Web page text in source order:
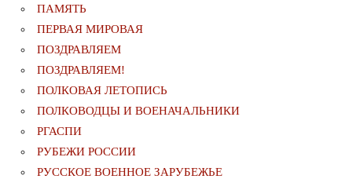
ПАМЯТЬ
ПЕРВАЯ МИРОВАЯ
ПОЗДРАВЛЯЕМ
ПОЗДРАВЛЯЕМ!
ПОЛКОВАЯ ЛЕТОПИСЬ
ПОЛКОВОДЦЫ И ВОЕНАЧАЛЬНИКИ
РГАСПИ
РУБЕЖИ РОССИИ
РУССКОЕ ВОЕННОЕ ЗАРУБЕЖЬЕ